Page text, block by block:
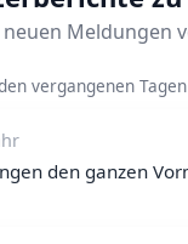
Meldungen
vergangenen
den ganzen